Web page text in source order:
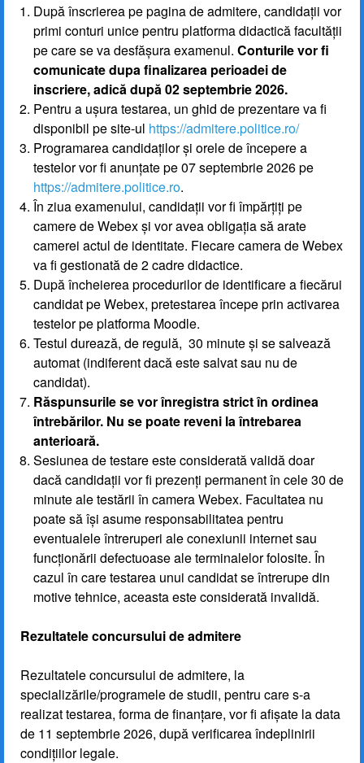
După înscrierea pe pagina de admitere, candidații vor
primi conturi unice pentru platforma didactică facultății
pe care se va desfășura examenul. Conturile vor fi
comunicate dupa finalizarea perioadei de
inscriere, adică după 02 septembrie 2026.
Pentru a ușura testarea, un ghid de prezentare va fi
disponibil pe site-ul https://admitere.politice.ro/
Programarea candidaților și orele de începere a
testelor vor fi anunțate pe 07 septembrie 2026 pe
https://admitere.politice.ro.
În ziua examenului, candidații vor fi împărțiți pe
camere de Webex și vor avea obligația să arate
camerei actul de identitate. Fiecare camera de Webex
va fi gestionată de 2 cadre didactice.
După încheierea procedurilor de identificare a fiecărui
candidat pe Webex, pretestarea începe prin activarea
testelor pe platforma Moodle.
Testul durează, de regulă, 30 minute și se salvează
automat (indiferent dacă este salvat sau nu de
candidat).
Răspunsurile se vor înregistra strict în ordinea
întrebărilor. Nu se poate reveni la întrebarea
anterioară.
Sesiunea de testare este considerată validă doar
dacă candidații vor fi prezenți permanent în cele 30 de
minute ale testării în camera Webex. Facultatea nu
poate să își asume responsabilitatea pentru
eventualele întreruperi ale conexiunii internet sau
funcționării defectuoase ale terminalelor folosite. În
cazul în care testarea unui candidat se întrerupe din
motive tehnice, aceasta este considerată invalidă.
Rezultatele concursului de admitere
Rezultatele concursului de admitere, la
specializările/programele de studii, pentru care s-a
realizat testarea, forma de finanțare, vor fi afișate la data
de 11 septembrie 2026, după verificarea îndeplinirii
condițiilor legale.